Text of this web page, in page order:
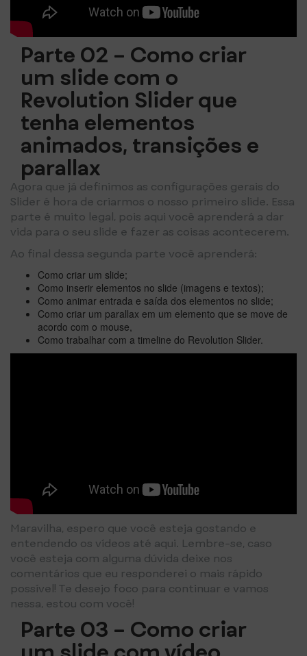
Parte 02 – Como criar
um slide com o
Revolution Slider que
tenha elementos
animados, transições e
parallax
Agora que já definimos as configurações gerais do
Slider é hora de criarmos o nosso primeiro slide. Essa
parte é muito legal, pois aqui você aprenderá a dar
vida para o seu slide e fazer as coisas acontecerem.
Ao final dessa segunda parte você aprenderá:
Como criar um slide;
Como inserir elementos no slide (imagens e textos);
Como animar entrada e saída dos elementos no slide;
Como criar um parallax em um elemento que se move de
acordo com o mouse,
Como trabalhar com a timeline do Revolution Slider.
Maravilha, espero que você esteja gostando e
entendendo os vídeos até aqui. Lembre-se, caso
você esteja com alguma dúvida deixe nos
comentários que eu responderei o mais rápido
possível! Te desejo foco para continuar e vamos
nessa, estou com você!
Parte 03 – Como criar